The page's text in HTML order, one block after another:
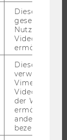
Dieses
gesetzt, um
Nutzung des
Videoplayers
ermöglichen
Dieses
verwendet,
Vimeo-
der WU-
ermöglichen
andere nicht
bezeichnete